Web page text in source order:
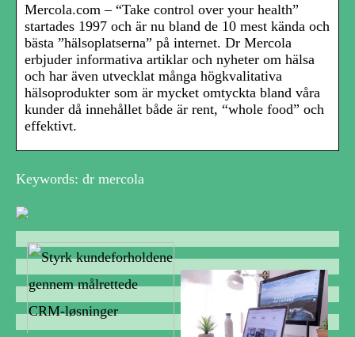
Mercola.com – “Take control over your health”
startades 1997 och är nu bland de 10 mest kända och
bästa ”hälsoplatserna” på internet. Dr Mercola
erbjuder informativa artiklar och nyheter om hälsa
och har även utvecklat många högkvalitativa
hälsoprodukter som är mycket omtyckta bland våra
kunder då innehållet både är rent, “whole food” och
effektivt.
Keywords: dr mercola